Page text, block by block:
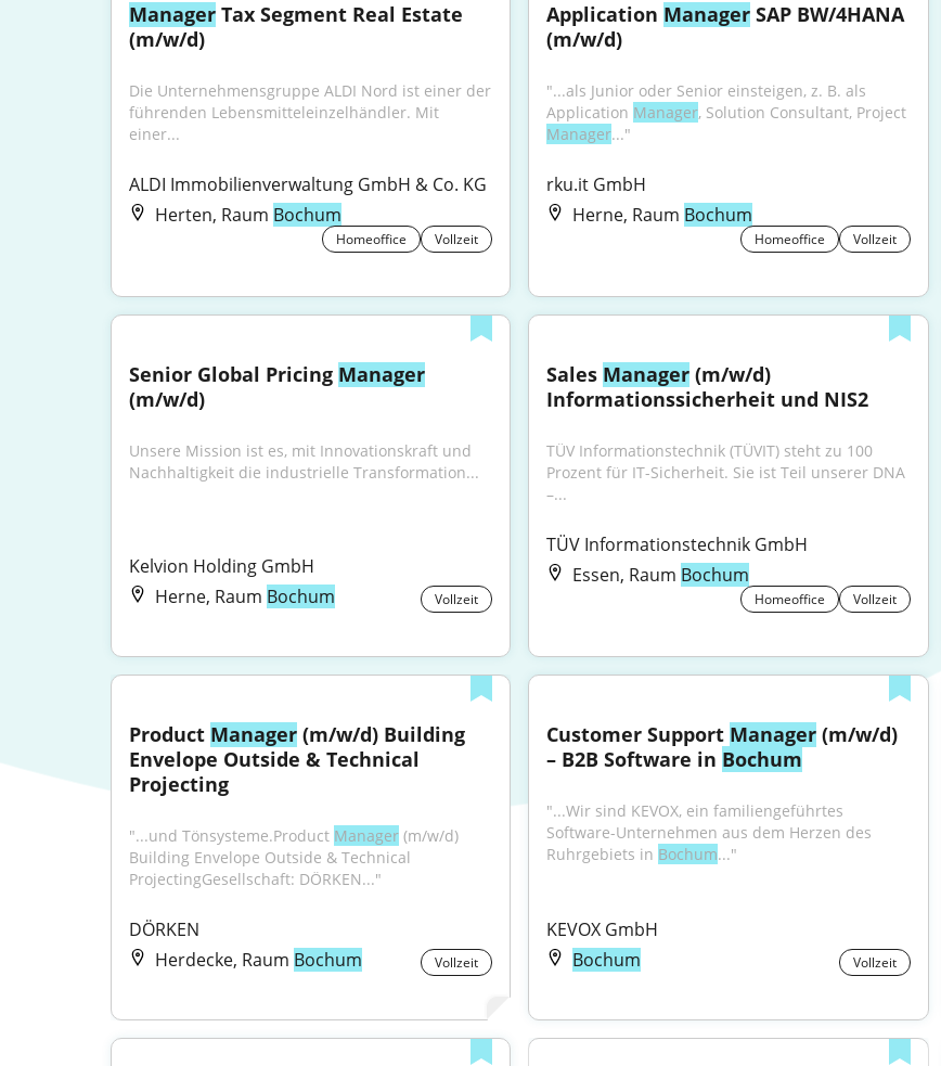
Manager Tax Segment Real Estate
(m/w/d)
Die Unternehmensgruppe ALDI Nord ist einer der
führenden Lebensmitteleinzelhändler. Mit
einer...
ALDI Immobilienverwaltung GmbH & Co. KG
Herten, Raum Bochum
Homeoffice Vollzeit
Application Manager SAP BW/4HANA
(m/w/d)
"...als Junior oder Senior einsteigen, z. B. als
Application Manager
Manager..."
rku.it GmbH
Herne, Raum Bochum
Homeoffice Vollzeit
Senior Global Pricing Manager
(m/w/d)
Unsere Mission ist es, mit Innovationskraft und
Nachhaltigkeit die industrielle Transformation...
Kelvion Holding GmbH
Herne, Raum Bochum Vollzeit
Sales Manager (m/w/d)
Informationssicherheit und NIS2
TÜV Informationstechnik (TÜVIT) steht zu 100
Prozent für IT-Sicherheit. Sie ist Teil unserer DNA
–...
TÜV Informationstechnik GmbH
Essen, Raum Bochum
Homeoffice Vollzeit
Product Manager (m/w/d) Building
Envelope Outside & Technical
Projecting
"...und Tönsysteme.Product Manager (m/w/d)
Building Envelope Outside & Technical
ProjectingGesellschaft: DÖRKEN..."
DÖRKEN
Herdecke, Raum Bochum Vollzeit
Customer Support Manager (m/w/d)
– B2B Software in Bochum
"...Wir sind KEVOX, ein familiengeführtes
Software-Unternehmen aus dem Herzen des
Ruhrgebiets in Bochum..."
KEVOX GmbH
Bochum
Vollzeit